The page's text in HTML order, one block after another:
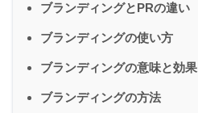
ブランディングとPRの違い
ブランディングの使い方
ブランディングの意味と効果
ブランディングの方法